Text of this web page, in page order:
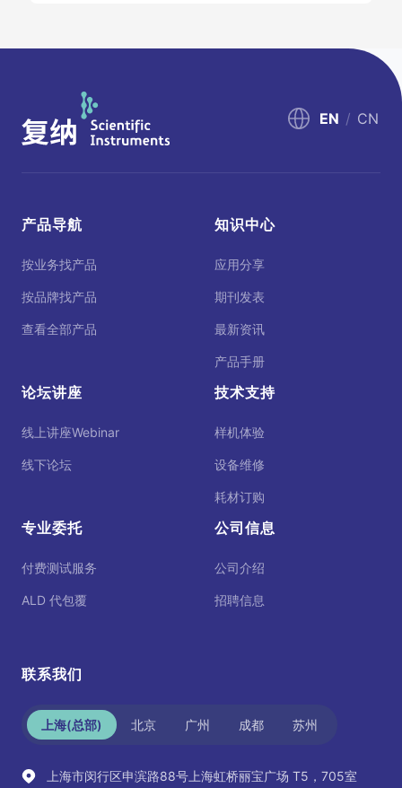
EN / CN
产品导航
按业务找产品
按品牌找产品
查看全部产品
知识中心
应用分享
期刊发表
最新资讯
产品手册
论坛讲座
线上讲座Webinar
线下论坛
技术支持
样机体验
设备维修
耗材订购
专业委托
付费测试服务
ALD 代包覆
公司信息
公司介绍
招聘信息
联系我们
上海(总部) 北京 广州 成都 苏州
上海市闵行区申滨路88号上海虹桥丽宝广场 T5，705室